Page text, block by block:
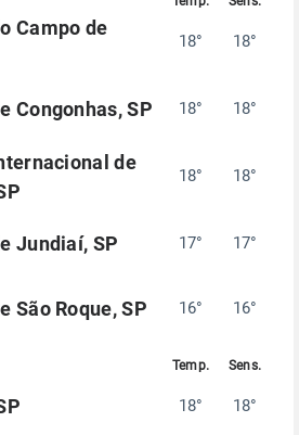
Campo de
18° 18°
Congonhas, SP 18° 18°
de
18° 18°
Jundiaí, SP 17° 17°
São Roque, SP 16° 16°
18° 18°